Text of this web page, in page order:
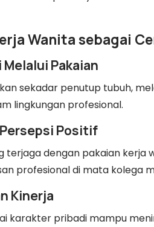
Wanita sebagai
Pakaian
sekadar penutup tubuh,
lingkungan profesional.
Positif
terjaga dengan pakaian
profesional di mata kolega
Kinerja
karakter pribadi mampu